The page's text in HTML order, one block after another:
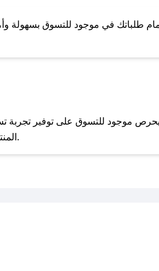
طلباتك في موجود للتسوق بسهولة
المنتجات بحالتها الأصلية وغير مستخدمة. يمكنك تقديم طلب الإرجاع بسهولة عبر موقعنا الإلكتروني أو من خلال خدمة العملاء.